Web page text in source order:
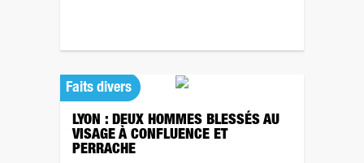
Faits divers
LYON : DEUX HOMMES BLESSÉS AU
VISAGE À CONFLUENCE ET
PERRACHE